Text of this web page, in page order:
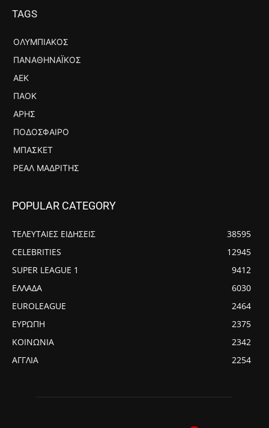
TAGS
ΟΛΥΜΠΙΑΚΌΣ
ΠΑΝΑΘΗΝΑΪΚΌΣ
ΑΕΚ
ΠΑΟΚ
ΆΡΗΣ
ΠΟΔΌΣΦΑΙΡΟ
ΜΠΆΣΚΕΤ
ΡΕΆΛ ΜΑΔΡΊΤΗΣ
POPULAR CATEGORY
ΤΕΛΕΥΤΑΙΕΣ ΕΙΔΗΣΕΙΣ
38595
CELEBRITIES
12945
SUPER LEAGUE 1
9412
ΕΛΛΑΔΑ
6030
EUROLEAGUE
2464
ΕΥΡΩΠΗ
2375
ΚΟΙΝΩΝΙΑ
2342
ΑΓΓΛΙΑ
2254